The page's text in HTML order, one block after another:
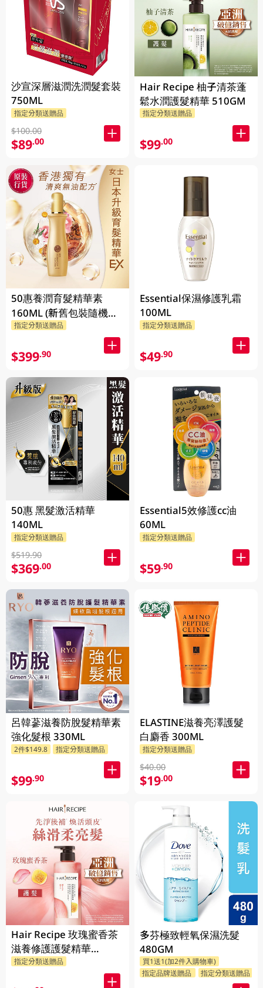
沙宣深層滋潤洗潤髮套裝
750ML
指定分類送贈品
$100.00
$89.00
50惠養潤育髮精華素
160ML (新舊包裝隨機發
貨)
指定分類送贈品
$399.90
50惠 黑髮激活精華
140ML
指定分類送贈品
$519.90
$369.00
呂韓蔘滋養防脫髮精華素
強化髮根 330ML
2件$149.8 指定分類送贈品
$99.90
Hair Recipe 玫瑰蜜香茶
滋養修護護髮精華
510GM
指定分類送贈品
Hair Recipe 柚子清茶蓬
鬆水潤護髮精華 510GM
指定分類送贈品
$99.00
Essential保濕修護乳霜
100ML
指定分類送贈品
$49.90
Essential5效修護cc油
60ML
指定分類送贈品
$59.90
ELASTINE滋養亮澤護髮
白麝香 300ML
指定分類送贈品
$40.00
$19.00
多芬極致輕氧保濕洗髮
480GM
買1送1(加2件入購物車)
指定品牌送贈品
指定分類送贈品